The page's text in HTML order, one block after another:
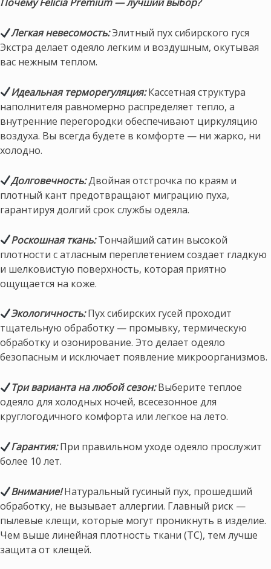
Легкая невесомость:Элитный пух сибирского гуся
Экстра делает одеяло легким и воздушным, окутывая
вас нежным теплом.
Идеальная терморегуляция:Кассетная структура
наполнителя равномерно распределяет тепло, а
внутренние перегородки обеспечивают циркуляцию
воздуха. Вы всегда будете в комфорте — ни жарко, ни
холодно.
Долговечность:Двойная отстрочка по краям и
плотный кант предотвращают миграцию пуха,
гарантируя долгий срок службы одеяла.
Роскошная ткань:Тончайший сатин высокой
плотности с атласным переплетением создает гладкую
и шелковистую поверхность, которая приятно
ощущается на коже.
Экологичность:Пух сибирских гусей проходит
тщательную обработку — промывку, термическую
обработку и озонирование. Это делает одеяло
безопасным и исключает появление микроорганизмов.
Три варианта на любой сезон:Выберите теплое
одеяло для холодных ночей, всесезонное для
круглогодичного комфорта или легкое на лето.
Гарантия:При правильном уходе одеяло прослужит
более 10 лет.
Внимание!Натуральный гусиный пух, прошедший
обработку, не вызывает аллергии. Главный риск —
пылевые клещи, которые могут проникнуть в изделие.
Чем выше линейная плотность ткани (ТС), тем лучше
защита от клещей.